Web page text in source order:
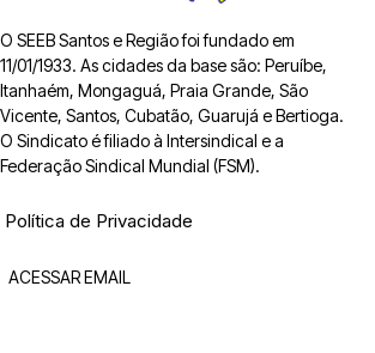
O SEEB Santos e Região foi fundado em
11/01/1933. As cidades da base são: Peruíbe,
Itanhaém, Mongaguá, Praia Grande, São
Vicente, Santos, Cubatão, Guarujá e Bertioga.
O Sindicato é filiado à Intersindical e a
Federação Sindical Mundial (FSM).
Política de Privacidade
ACESSAR EMAIL